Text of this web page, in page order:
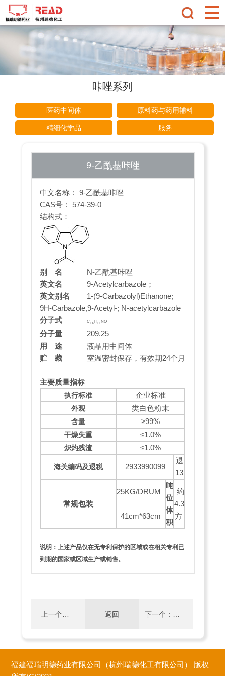
咔唑系列
医药中间体 原料药与药用辅料
精细化学品 服务
9-乙酰基咔唑
中文名称： 9-乙酰基咔唑
CAS号： 574-39-0
结构式：
别 名
N-乙酰基咔唑
英文名 9-Acetylcarbazole；
英文别名 1-(9-Carbazolyl)Ethanone;
9H-Carbazole,9-Acetyl-; N-acetylcarbazole
分子式
C14H11 NO
分子量 209.25
用 途 液晶用中间体
贮 藏 室温密封保存，有效期24个月
主要质量指标
执行标准 企业标准
外观 类白色粉末
含量 ≥99%
干燥失重 ≤1.0%
炽灼残渣 ≤1.0%
海关编码及退税 2933990099
退
13
常规包装
25KG/DRUM
41cm*63cm
吨
位
体
积
约
4.3
方
说明：上述产品仅在无专利保护的区域或在相关专利已
到期的国家或区域生产或销售。
上一个： 返回 下一个：
福建福瑞明德药业有限公司（杭州瑞德化工有限公司） 版权